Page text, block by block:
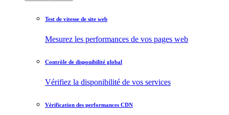
Test de vitesse de site web
Mesurez les performances de vos pages web
Contrôle de disponibilité global
Vérifiez la disponibilité de vos services
Vérification des performances CDN